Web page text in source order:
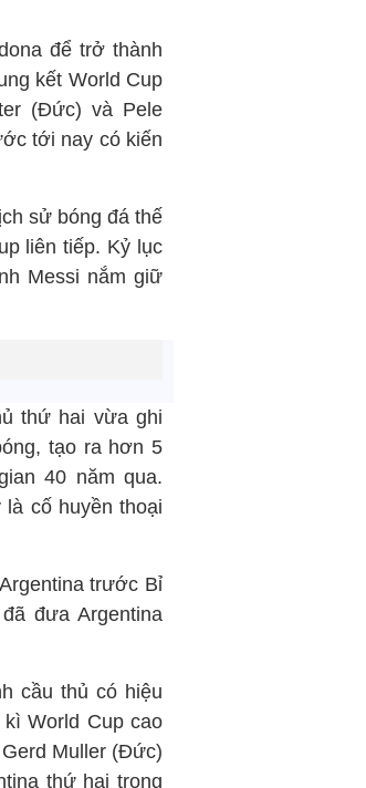
để trở thành
kết World Cup
(Đức) và Pele
tới nay có kiến
sử bóng đá thế
liên tiếp. Kỷ lục
Messi nắm giữ
thứ hai vừa ghi
tạo ra hơn 5
40 năm qua.
cố huyền thoại
trước Bỉ
đưa Argentina
cầu thủ có hiệu
World Cup cao
Muller (Đức)
thứ hai trong